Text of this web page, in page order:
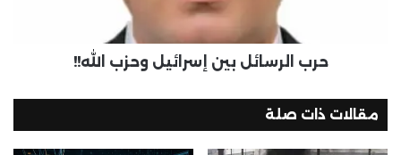
حرب الرسائل بين إسرائيل وحزب الله!!
مقالات ذات صلة